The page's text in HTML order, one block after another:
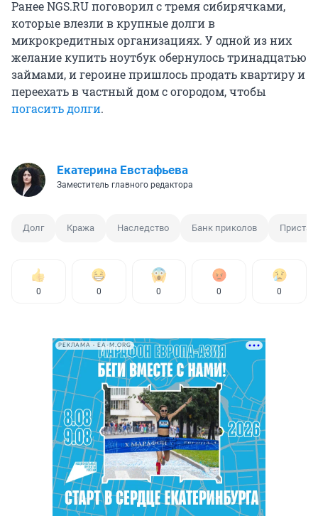
Ранее NGS.RU поговорил с тремя сибирячками,
которые влезли в крупные долги в
микрокредитных организациях. У одной из них
желание купить ноутбук обернулось тринадцатью
займами, и героине пришлось продать квартиру и
переехать в частный дом с огородом, чтобы
погасить долги.
Екатерина Евстафьева
Заместитель главного редактора
Долг Кража Наследство Банк приколов Пристав
0 0 0 0 0
РЕКЛАМА • EA-M.ORG